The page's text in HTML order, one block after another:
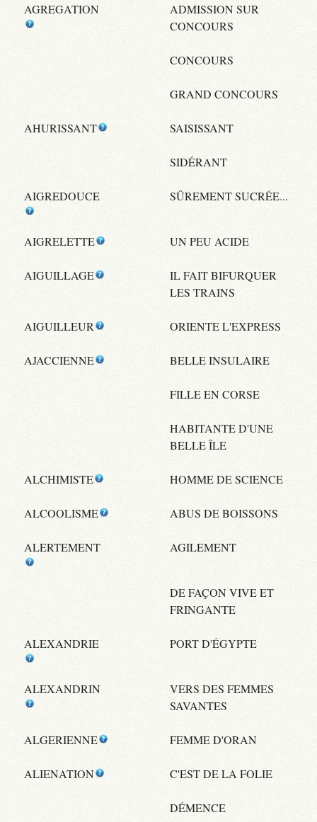
AGREGATION
ADMISSION SUR
CONCOURS
CONCOURS
GRAND CONCOURS
AHURISSANT SAISISSANT
SIDÉRANT
AIGREDOUCE SÛREMENT SUCRÉE...
AIGRELETTE UN PEU ACIDE
AIGUILLAGE
IL FAIT BIFURQUER
LES TRAINS
AIGUILLEUR ORIENTE L'EXPRESS
AJACCIENNE BELLE INSULAIRE
FILLE EN CORSE
HABITANTE D'UNE
BELLE ÎLE
ALCHIMISTE HOMME DE SCIENCE
ALCOOLISME ABUS DE BOISSONS
ALERTEMENT AGILEMENT
DE FAÇON VIVE ET
FRINGANTE
ALEXANDRIE PORT D'ÉGYPTE
ALEXANDRIN
VERS DES FEMMES
SAVANTES
ALGERIENNE FEMME D'ORAN
ALIENATION C'EST DE LA FOLIE
DÉMENCE